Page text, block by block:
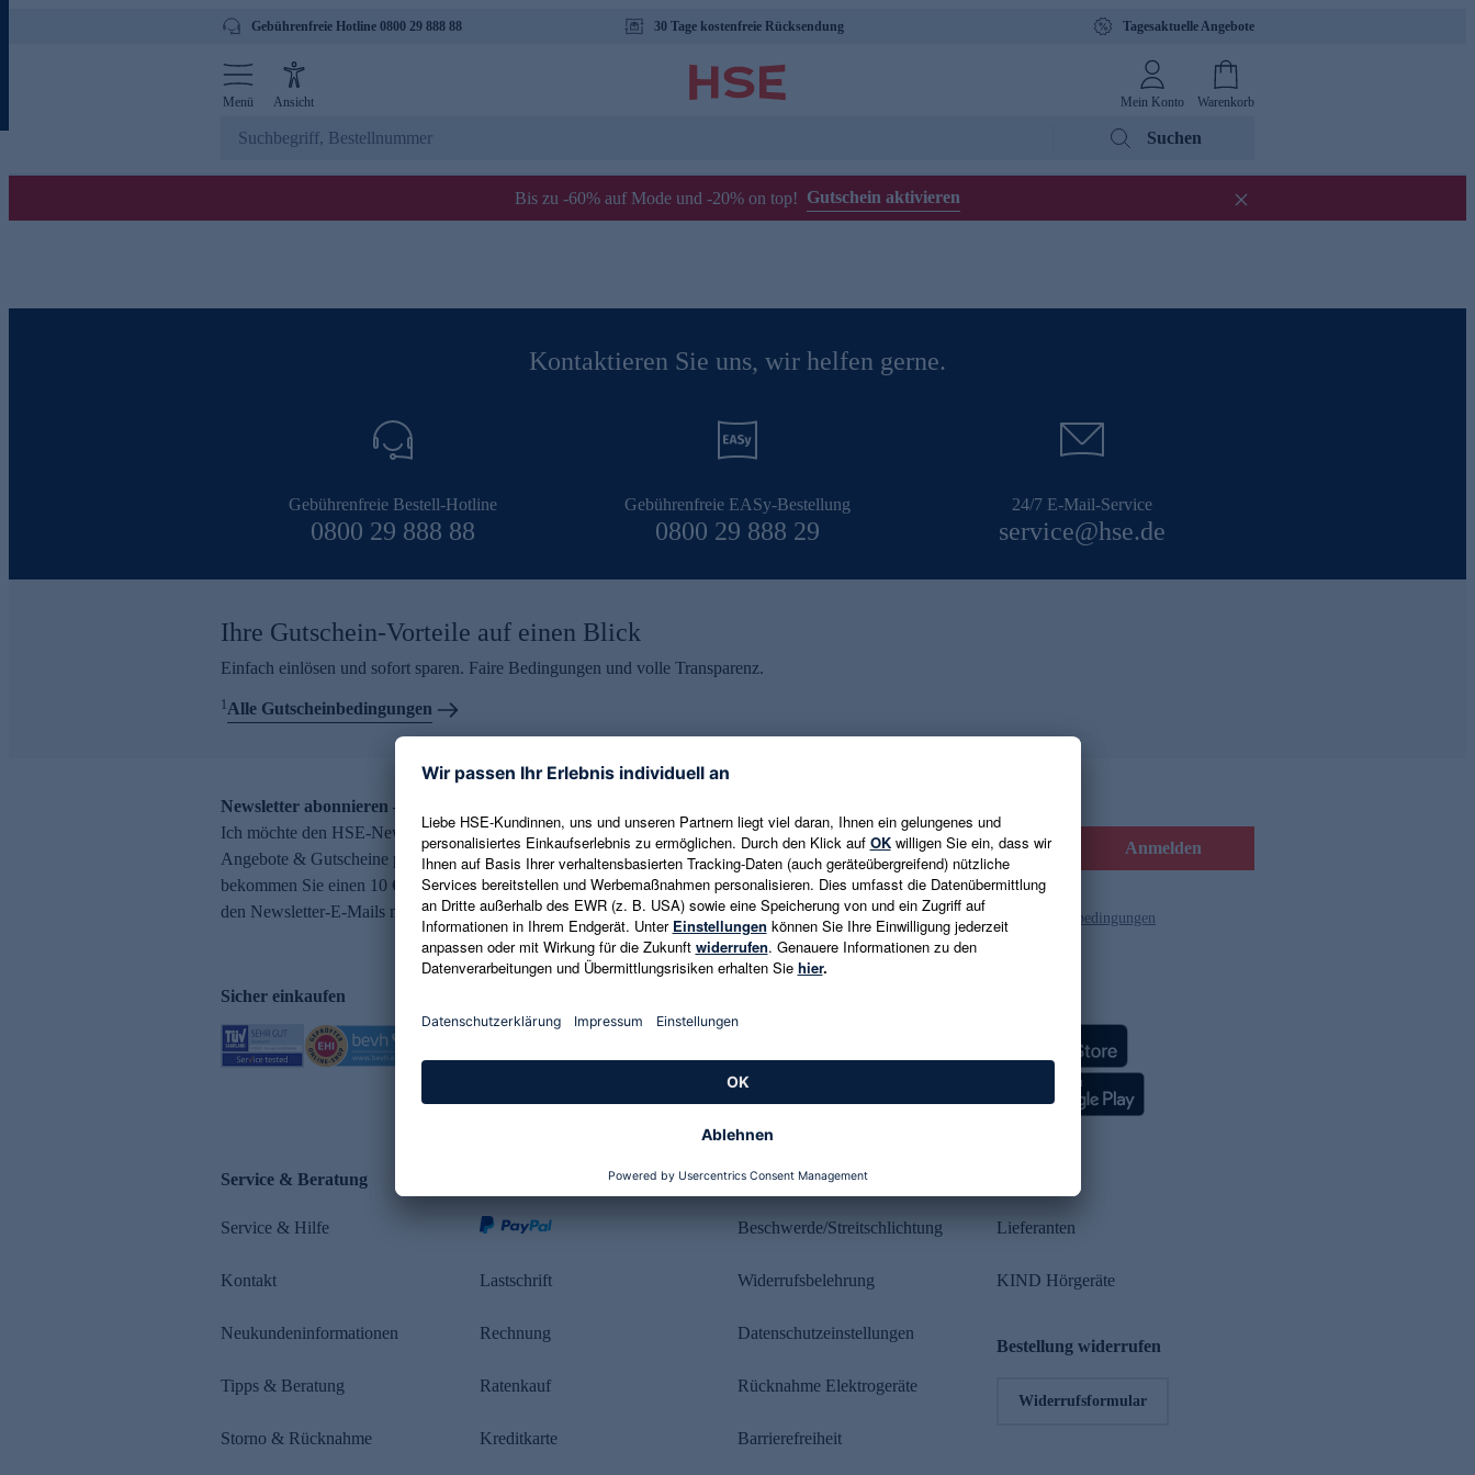
Gebührenfreie Hotline 0800 29 888 88 30 Tage kostenfreie Rücksendung Tagesaktuelle Angebote
Menü Ansicht Mein Konto Warenkorb
Suchen
Bis zu -60% auf Mode und -20% on top! Gutschein aktivieren
Kontaktieren Sie uns, wir helfen gerne.
Gebührenfreie Bestell-Hotline
0800 29 888 88
Gebührenfreie EASy-Bestellung
0800 29 888 29
24/7 E-Mail-Service
service@hse.de
Ihre Gutschein-Vorteile auf einen Blick
Einfach einlösen und sofort sparen. Faire Bedingungen und volle Transparenz.
1Alle Gutscheinbedingungen
Newsletter abonnieren – 10 € Gutschein erhalten
Ich möchte den HSE-Newsletter abonnieren und aktuelle Trends,
Angebote & Gutscheine per E-Mail erhalten. Als Dankeschön
bekommen Sie einen 10 € Gutschein. Eine Abmeldung ist jederzeit in
den Newsletter-E-Mails möglich.
E-Mail-Adresse eingeben Anmelden
Es gelten die Datenschutzrichtlinien und die Gutscheinbedingungen
Sicher einkaufen
Service & Beratung
Service & Hilfe
Kontakt
Neukundeninformationen
Tipps & Beratung
Storno & Rücknahme
Lastschrift
Rechnung
Ratenkauf
Kreditkarte
Rechtliches
Beschwerde/Streitschlichtung
Widerrufsbelehrung
Datenschutzeinstellungen
Rücknahme Elektrogeräte
Barrierefreiheit
Lieferanten
KIND Hörgeräte
Bestellung widerrufen
Widerrufsformular